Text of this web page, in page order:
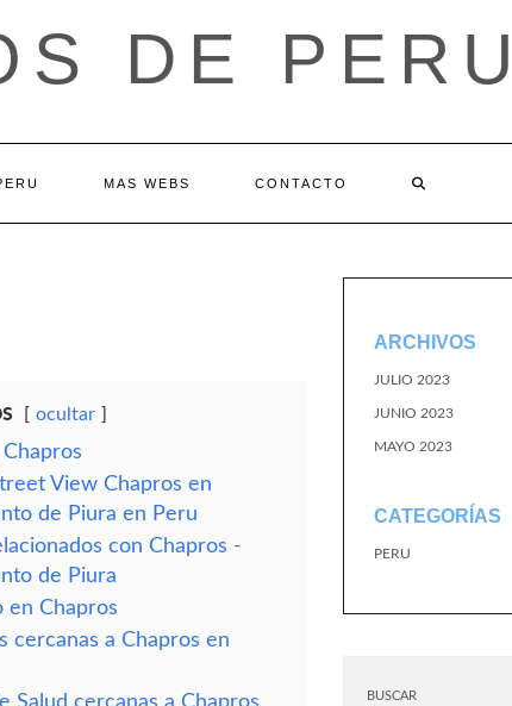
DE PERU
MAS WEBS CONTACTO
ocultar
View Chapros en
de Piura en Peru
con Chapros -
de Piura
en Chapros
cercanas a Chapros en
Salud cercanas a Chapros
ARCHIVOS
JULIO 2023
JUNIO 2023
MAYO 2023
CATEGORÍAS
PERU
BUSCAR